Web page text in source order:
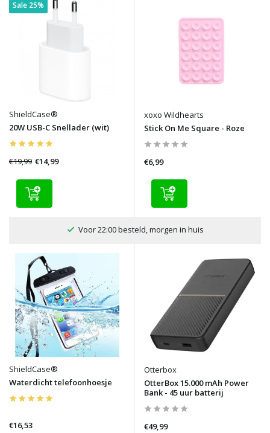
Sale 25%
ShieldCase®
20W USB-C Snellader (wit)
€19,99 €14,99
xoxo Wildhearts
Stick On Me Square - Roze
€6,99
100 dagen bedenktijd
ShieldCase®
Waterdicht telefoonhoesje
€16,53
Otterbox
OtterBox 15.000 mAh Power
Bank - 45 uur batterij
€49,99